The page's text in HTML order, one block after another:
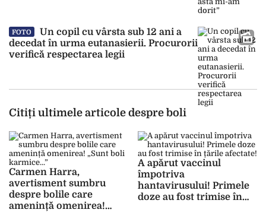
FOTO
Un copil cu vârsta sub 12 ani a
decedat în urma eutanasierii. Procurorii
verifică respectarea legii
Citiți ultimele articole despre boli
Carmen Harra,
avertisment sumbru
despre bolile care
amenință omenirea!
A apărut vaccinul
împotriva
hantavirusului! Primele
doze au fost trimise în